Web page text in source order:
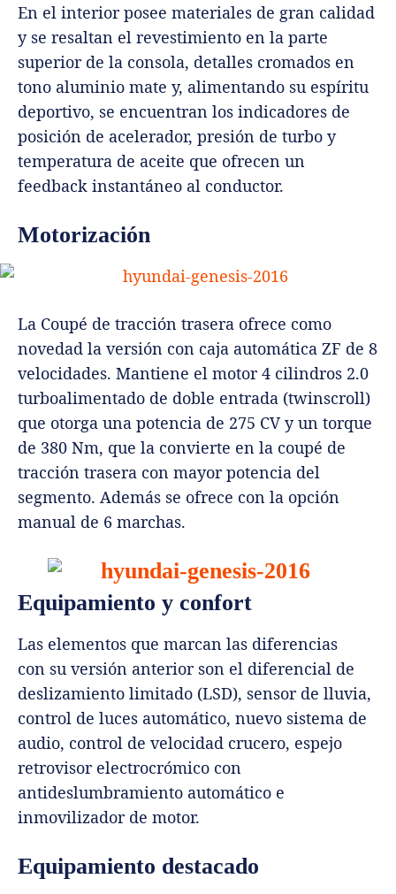
En el interior posee materiales de gran calidad
y se resaltan el revestimiento en la parte
superior de la consola, detalles cromados en
tono aluminio mate y, alimentando su espíritu
deportivo, se encuentran los indicadores de
posición de acelerador, presión de turbo y
temperatura de aceite que ofrecen un
feedback instantáneo al conductor.
Motorización
La Coupé de tracción trasera ofrece como
novedad la versión con caja automática ZF de 8
velocidades. Mantiene el motor 4 cilindros 2.0
turboalimentado de doble entrada (twinscroll)
que otorga una potencia de 275 CV y un torque
de 380 Nm, que la convierte en la coupé de
tracción trasera con mayor potencia del
segmento. Además se ofrece con la opción
manual de 6 marchas.
Equipamiento y confort
Las elementos que marcan las diferencias
con su versión anterior son el diferencial de
deslizamiento limitado (LSD), sensor de lluvia,
control de luces automático, nuevo sistema de
audio, control de velocidad crucero, espejo
retrovisor electrocrómico con
antideslumbramiento automático e
inmovilizador de motor.
Equipamiento destacado